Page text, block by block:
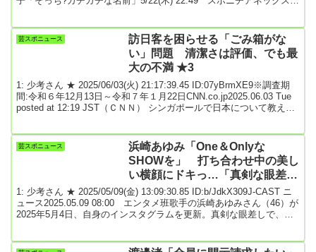
9・05）に出演。自身の本名の漢字が嫌いだと明かした。はいだは宝
塚歌劇団時代には「千琴ひめか」の名で活動していたが、退団後、
芸スポニュース
訪日客を困らせる「ごみ箱がな
い」問題 清潔さは評価、でも最
大の不満 ★3
1: 少考さん ★ 2025/06/03(火) 21:17:39.45 ID:07yBrmXE9※調査期
間:令和６年12月13日～令和７年１月22日CNN.co.jp2025.06.03 Tue
posted at 12:19 JST（ＣＮＮ） シンガポールで日本について教えて
訪日客も首をかしげる。公共の場でごみを捨てる所がないのに、な
ぜこれほど街がきれいに保たれているのか。日...
芸スポニュース
浜崎あゆみ「One＆Onlyな
SHOWを」 打ち合わせ中の美し
い横顔にドキっ…「真剣な眼差し
が素敵」
1: 少考さん ★ 2025/05/09(金) 13:09:30.85 ID:b/JdkX309J-CAST ニ
ュース2025.05.09 08:00 エンタメ班歌手の浜崎あゆみさん（46）が
2025年5月4日、自身のインスタグラムを更新。真剣な眼差しで、ツ
調整ちゅう」2025年でデビュー28年目に突入し、4月8日の日本公演